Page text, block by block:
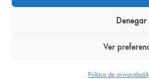
Denegar
Ver
Politica de privacidad
Politica
Comunicación de la política de